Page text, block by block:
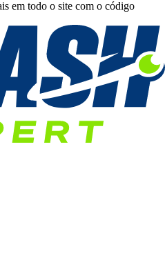
em todo o site com o código